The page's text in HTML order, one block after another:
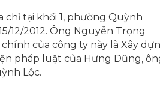
chỉ tại khối 1, phường Quỳnh
12/2012. Ông Nguyễn Trọng
của công ty này là Xây
pháp luật của Hưng Dũng,
Lộc.